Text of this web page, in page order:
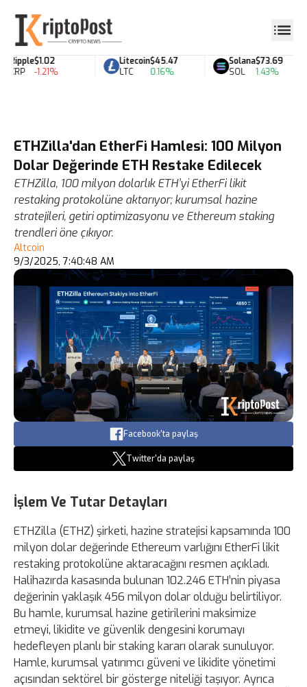
Ripple
XRP
$1.02
-1.21%
Litecoin
LTC
$45.47
0.16%
Solana
SOL
$73.69
1.43%
ETHZilla'dan EtherFi Hamlesi: 100 Milyon
Dolar Değerinde ETH Restake Edilecek
ETHZilla, 100 milyon dolarlık ETH’yi EtherFi likit
restaking protokolüne aktarıyor; kurumsal hazine
stratejileri, getiri optimizasyonu ve Ethereum staking
trendleri öne çıkıyor.
Altcoin
9/3/2025, 7:40:48 AM
Facebook'ta paylaş
Twitter'da paylaş
İşlem Ve Tutar Detayları
ETHZilla (ETHZ) şirketi, hazine stratejisi kapsamında 100
milyon dolar değerinde Ethereum varlığını EtherFi likit
restaking protokolüne aktaracağını resmen açıkladı.
Halihazırda kasasında bulunan 102.246 ETH’nin piyasa
değerinin yaklaşık 456 milyon dolar olduğu belirtiliyor.
Bu hamle, kurumsal hazine getirilerini maksimize
etmeyi, likidite ve güvenlik dengesini korumayı
hedefleyen planlı bir staking kararı olarak sunuluyor.
Hamle, kurumsal yatırımcı güveni ve likidite yönetimi
açısından sektörel bir gösterge niteliği taşıyor. Ayrıca